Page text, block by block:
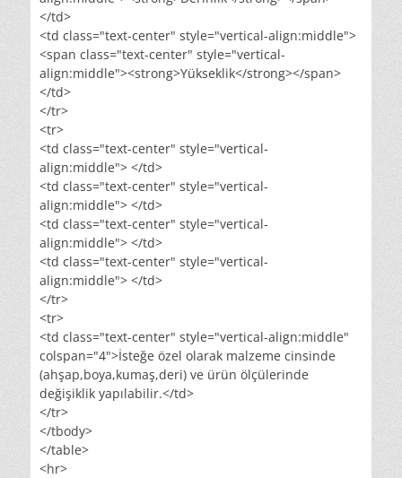
</td>
<td class="text-center" style="vertical-align:middle">
<span class="text-center" style="vertical-
align:middle"><strong>Yükseklik</strong></span>
</td>
</tr>
<tr>
<td class="text-center" style="vertical-
align:middle"> </td>
<td class="text-center" style="vertical-
align:middle"> </td>
<td class="text-center" style="vertical-
align:middle"> </td>
<td class="text-center" style="vertical-
align:middle"> </td>
</tr>
<tr>
<td class="text-center" style="vertical-align:middle"
colspan="4">İsteğe özel olarak malzeme cinsinde
(ahşap,boya,kumaş,deri) ve ürün ölçülerinde
değişiklik yapılabilir.</td>
</tr>
</tbody>
</table>
<hr>